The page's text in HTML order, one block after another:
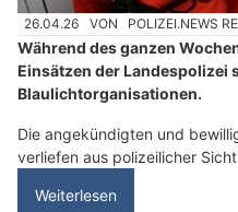
26.04.26 VON POLIZEI.NEWS
Während des ganzen
Einsätzen der Landespolizei
Blaulichtorganisationen.
Die angekündigten und
verliefen aus polizeilicher
Weiterlesen